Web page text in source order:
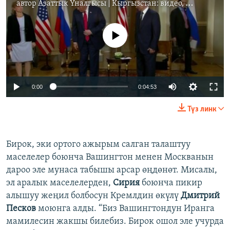
автор Азаттык Үналгысы | Кыргызстан: видео, фото, кабарлар
No media source currently available
0:00 0:04:53
Түз линк
Бирок, эки ортого ажырым салган талаштуу
маселелер боюнча Вашингтон менен Москванын
дароо эле мунаса табышы арсар өңдөнөт. Мисалы,
эл аралык маселелерден, Сирия боюнча пикир
алышуу жеңил болбосун Кремлдин өкүлү Дмитрий
Песков моюнга алды. “Биз Вашингтондун Иранга
мамилесин жакшы билебиз. Бирок ошол эле учурда